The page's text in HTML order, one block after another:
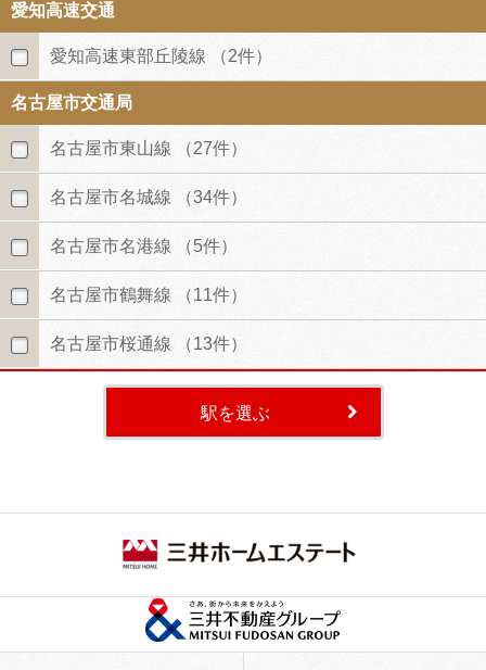
愛知高速交通
愛知高速東部丘陵線 （2件）
名古屋市交通局
名古屋市東山線 （27件）
名古屋市名城線 （34件）
名古屋市名港線 （5件）
名古屋市鶴舞線 （11件）
名古屋市桜通線 （13件）
駅を選ぶ